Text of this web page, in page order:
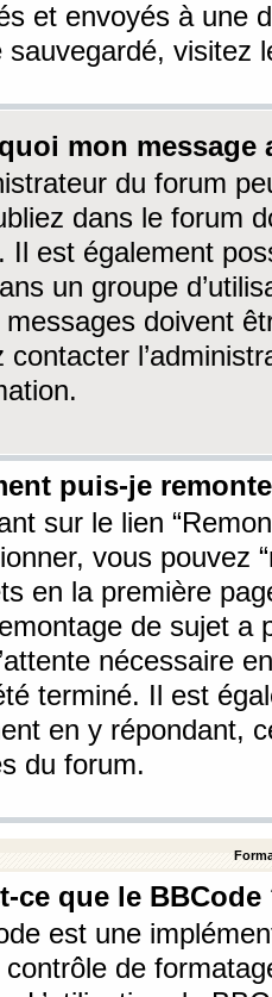
et envoyés à une
sauvegardé, visitez
mon message
du forum
dans le forum
Il est également
un groupe
doivent
contacter
puis-je
sur le lien
vous pouvez
en la première
de sujet a
nécessaire
terminé. Il est
en y répondant,
du forum.
ce que le BBCode
est une
de